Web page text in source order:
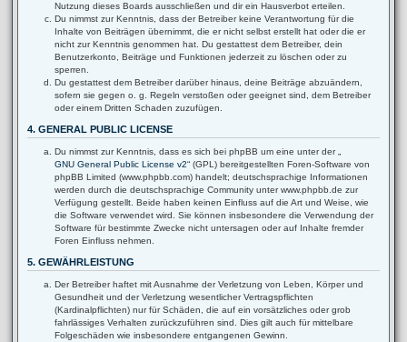
Nutzung dieses Boards ausschließen und dir ein Hausverbot erteilen.
Du nimmst zur Kenntnis, dass der Betreiber keine Verantwortung für die
Inhalte von Beiträgen übernimmt, die er nicht selbst erstellt hat oder die er
nicht zur Kenntnis genommen hat. Du gestattest dem Betreiber, dein
Benutzerkonto, Beiträge und Funktionen jederzeit zu löschen oder zu
sperren.
Du gestattest dem Betreiber darüber hinaus, deine Beiträge abzuändern,
sofern sie gegen o. g. Regeln verstoßen oder geeignet sind, dem Betreiber
oder einem Dritten Schaden zuzufügen.
4. GENERAL PUBLIC LICENSE
Du nimmst zur Kenntnis, dass es sich bei phpBB um eine unter der „
GNU General Public License v2“ (GPL) bereitgestellten Foren-Software von
phpBB Limited (www.phpbb.com) handelt; deutschsprachige Informationen
werden durch die deutschsprachige Community unter www.phpbb.de zur
Verfügung gestellt. Beide haben keinen Einfluss auf die Art und Weise, wie
die Software verwendet wird. Sie können insbesondere die Verwendung der
Software für bestimmte Zwecke nicht untersagen oder auf Inhalte fremder
Foren Einfluss nehmen.
5. GEWÄHRLEISTUNG
Der Betreiber haftet mit Ausnahme der Verletzung von Leben, Körper und
Gesundheit und der Verletzung wesentlicher Vertragspflichten
(Kardinalpflichten) nur für Schäden, die auf ein vorsätzliches oder grob
fahrlässiges Verhalten zurückzuführen sind. Dies gilt auch für mittelbare
Folgeschäden wie insbesondere entgangenen Gewinn.